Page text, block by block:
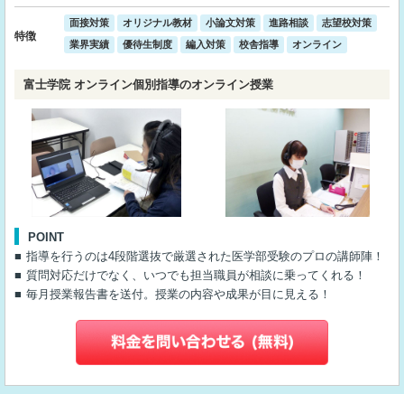
特徴
面接対策 オリジナル教材 小論文対策 進路相談
志望校対策
業界実績
優待生制度 編入対策 校舎指導 オンライン
富士学院 オンライン個別指導のオンライン授業
POINT
指導を行うのは4段階選抜で厳選された医学部受験のプロの講師陣！
質問対応だけでなく、いつでも担当職員が相談に乗ってくれる！
毎月授業報告書を送付。授業の内容や成果が目に見える！